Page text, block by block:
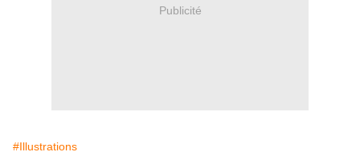
Publicité
#Illustrations